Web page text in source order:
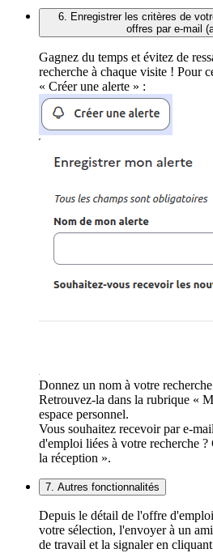
6. Enregistrer les critères de
offres par e-mail
Gagnez du temps et évitez de
recherche à chaque visite ! Pour
« Créer une alerte » :
Donnez un nom à votre
Retrouvez-la dans la rubrique «
espace personnel.
Vous souhaitez recevoir par e-
d'emploi liées à votre recherche
la réception ».
7. Autres fonctionnalités
Depuis le détail de l'offre
votre sélection, l'envoyer à un
de travail et la signaler en